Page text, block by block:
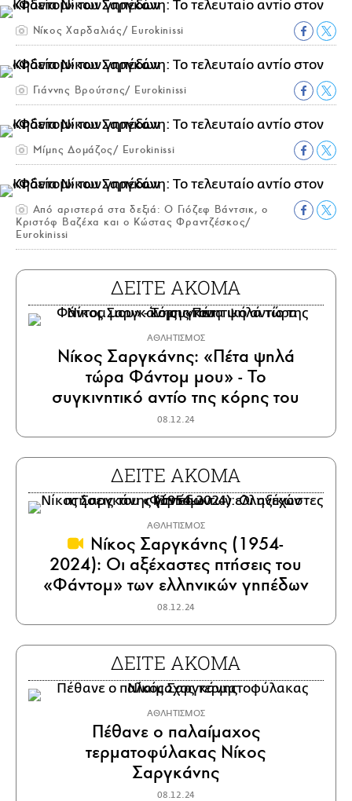
Νίκος Χαρδαλιάς/ Eurokinissi
Γιάννης Βρούτσης/ Eurokinissi
Μίμης Δομάζος/ Eurokinissi
Από αριστερά στα δεξιά: Ο Γιόζεφ Βάντσικ, ο
Κριστόφ Βαζέχα και ο Κώστας Φραντζέσκος/
Eurokinissi
ΔΕΙΤΕ ΑΚΟΜΑ
ΑΘΛΗΤΙΣΜΟΣ
Νίκος Σαργκάνης: «Πέτα ψηλά
τώρα Φάντομ μου» - Το
συγκινητικό αντίο της κόρης του
08.12.24
ΔΕΙΤΕ ΑΚΟΜΑ
ΑΘΛΗΤΙΣΜΟΣ
Νίκος Σαργκάνης (1954-
2024): Οι αξέχαστες πτήσεις του
«Φάντομ» των ελληνικών γηπέδων
08.12.24
ΔΕΙΤΕ ΑΚΟΜΑ
ΑΘΛΗΤΙΣΜΟΣ
Πέθανε ο παλαίμαχος
τερματοφύλακας Νίκος
Σαργκάνης
08.12.24